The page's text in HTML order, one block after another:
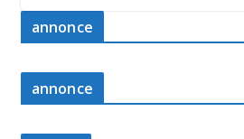
annonce
annonce